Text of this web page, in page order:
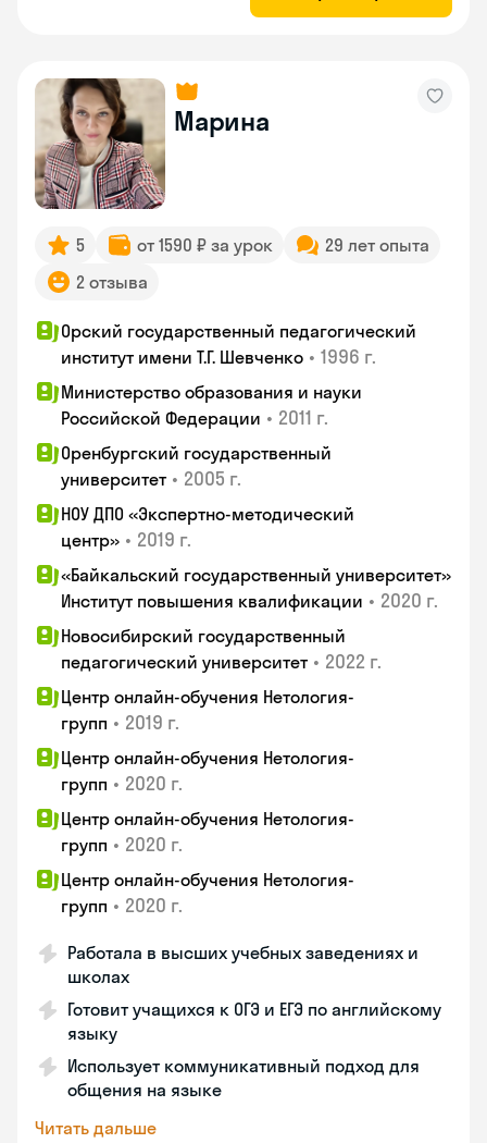
Марина
5 от 1590 ₽ за урок
29 лет опыта
2 отзыва
Орский государственный педагогический
институт имени Т.Г. Шевченко • 1996 г.
Министерство образования и науки
Российской Федерации • 2011 г.
Оренбургский государственный
университет • 2005 г.
НОУ ДПО «Экспертно-методический
центр» • 2019 г.
«Байкальский государственный университет»
Институт повышения квалификации • 2020 г.
Новосибирский государственный
педагогический университет • 2022 г.
Центр онлайн-обучения Нетология-
групп • 2019 г.
Центр онлайн-обучения Нетология-
групп • 2020 г.
Центр онлайн-обучения Нетология-
групп • 2020 г.
Центр онлайн-обучения Нетология-
групп • 2020 г.
Работала в высших учебных заведениях и
школах
Готовит учащихся к ОГЭ и ЕГЭ по английскому
языку
Использует коммуникативный подход для
общения на языке
Читать дальше